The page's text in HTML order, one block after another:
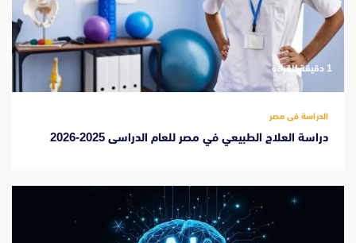
‫1 دقيقة للقراءة
الدراسة فى مصر
دراسة العلاج الطبيعي في مصر للعام الدراسى 2025-2026